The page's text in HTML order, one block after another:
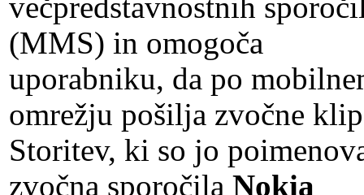
večpredstavnostnih
(MMS) in omogoča
uporabniku, da po
omrežju pošilja zvočne
Storitev, ki so jo
zvočna sporočila Nokia